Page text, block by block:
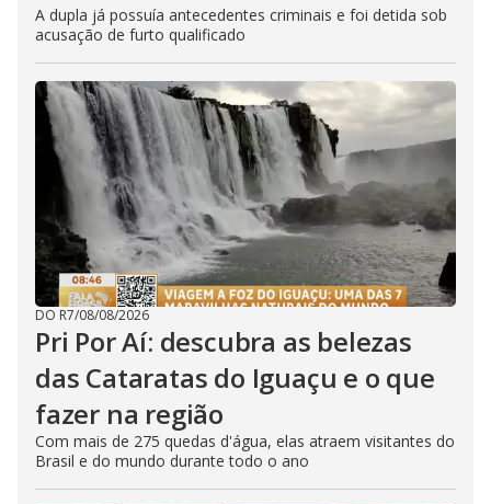
A dupla já possuía antecedentes criminais e foi detida sob
acusação de furto qualificado
DO R7/08/08/2026
Pri Por Aí: descubra as belezas
das Cataratas do Iguaçu e o que
fazer na região
Com mais de 275 quedas d'água, elas atraem visitantes do
Brasil e do mundo durante todo o ano